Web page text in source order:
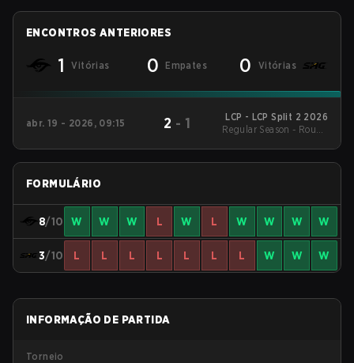
ENCONTROS ANTERIORES
1 Vitórias 0 Empates 0 Vitórias
abr. 19 - 2026, 09:15 2 - 1
LCP - LCP Split 2 2026
Regular Season - Round
FORMULÁRIO
8/10 W W W L W L W W W W
3/10 L L L L L L L W W W
INFORMAÇÃO DE PARTIDA
Torneio